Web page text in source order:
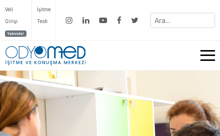
Veli
Girişi
Yakında!
İşitme
Testi